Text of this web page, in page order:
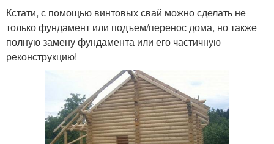
Кстати, с помощью винтовых свай можно сделать не
только фундамент или подъем/перенос дома, но также
полную замену фундамента или его частичную
реконструкцию!